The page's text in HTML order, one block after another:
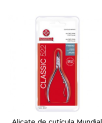
Alicate de cutícula Mundial